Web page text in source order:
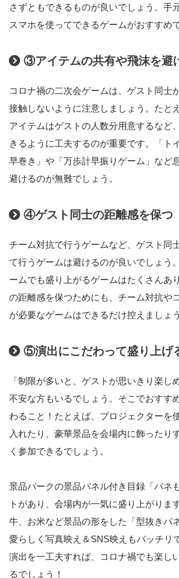
さずともできるものが良いでしょう。手
スマホを使ってできるゲームがおすすめ
③アイテムの共有や飛沫を避
コロナ禍の二次会ゲームは、ゲスト同士
接触しないように注意しましょう。たと
アイテムはゲストの人数分用意するなど
きるように工夫するのが重要です。「ト
早巻き」や「万歩計早振りゲーム」など
避けるのが無難でしょう。
④ゲスト同士の距離感を保つ
チーム対抗で行うゲームなど、ゲスト同
て行うゲームは避けるのが良いでしょう
ームでも盛り上がるゲームはたくさんあ
の距離感を保つためにも、チーム対抗や
が必要なゲームはできるだけ控えましょう
⑤演出にこだわって盛り上げ
「制限が多いと、ゲストが思いきり楽し
不安な方もいるでしょう。そこでおすす
わること！たとえば、プロジェクターを
入れたり、豪華景品を会場内に飾ったり
く参加できるでしょう。
景品パークの景品パネル付き目録「パネ
トがあり、会場内が一気に盛り上がりま
牛、お米など景品の形をした「型抜きパ
愛らしく写真映え＆SNS映えもバッチリ
演出を一工夫すれば、コロナ禍でも楽し
るでしょう！